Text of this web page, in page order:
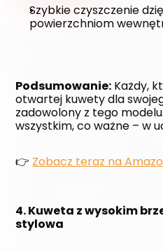
Szybkie czyszczenie
powierzchniom
Podsumowanie: Każdy,
otwartej kuwety dla
zadowolony z tego
wszystkim, co ważne – w
👉 Zobacz teraz na
4. Kuweta z wysokim
stylowa